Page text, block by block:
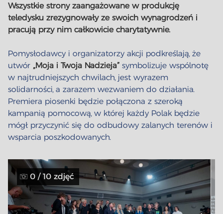
Wszystkie strony zaangażowane w produkcję
teledysku zrezygnowały ze swoich wynagrodzeń i
pracują przy nim całkowicie charytatywnie.
Pomysłodawcy i organizatorzy akcji podkreślają, że
utwór „Moja i Twoja Nadzieja” symbolizuje wspólnotę
w najtrudniejszych chwilach, jest wyrazem
solidarności, a zarazem wezwaniem do działania.
Premiera piosenki będzie połączona z szeroką
kampanią pomocową, w której każdy Polak będzie
mógł przyczynić się do odbudowy zalanych terenów i
wsparcia poszkodowanych.
0 / 10 zdjęć